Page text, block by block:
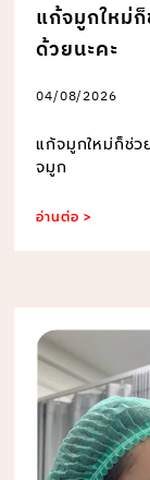
แก้จมูกใหม่
ด้วยนะคะ
04/08/2026
แก้จมูกใหม่ก็ช่ว
จมูก
อ่านต่อ >